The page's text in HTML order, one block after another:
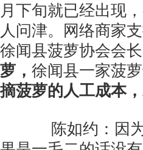
月下旬就已经出现
人问津。网络商家
徐闻县菠萝协会会
萝， 徐闻县一家菠
摘菠萝的人工成本，
陈如约：因为